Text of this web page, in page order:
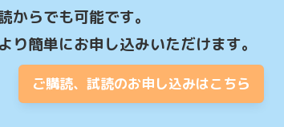
からでも可能です。
り簡単にお申し込みいただけます。
ご購読、試読のお申し込みはこちら